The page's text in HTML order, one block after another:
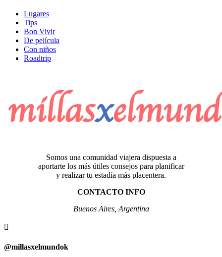
Lugares
Tips
Bon Vivir
De película
Con niños
Roadtrip
Somos una comunidad viajera dispuesta a
aportarte los más útiles consejos para planificar
y realizar tu estadía más placentera.
CONTACTO INFO
Buenos Aires, Argentina

@millasxelmundok